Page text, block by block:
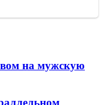
на мужскую